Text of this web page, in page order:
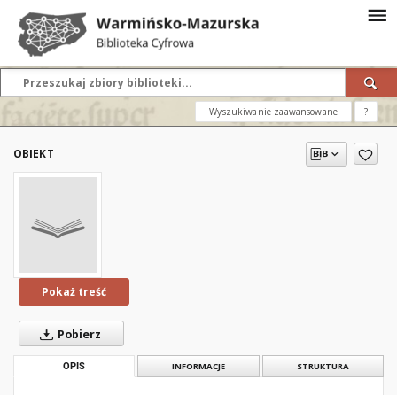
Wyszukiwanie zaawansowane ?
OBIEKT
Pokaż treść
Pobierz
OPIS INFORMACJE STRUKTURA